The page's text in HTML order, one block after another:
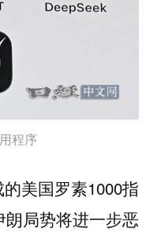
程序
美国罗素1000指
局势将进一步恶